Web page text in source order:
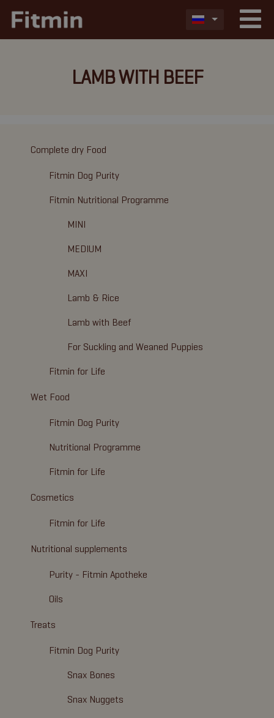
LAMB WITH BEEF
Complete dry Food
Fitmin Dog Purity
Fitmin Nutritional Programme
MINI
MEDIUM
MAXI
Lamb & Rice
Lamb with Beef
For Suckling and Weaned Puppies
Fitmin for Life
Wet Food
Fitmin Dog Purity
Nutritional Programme
Fitmin for Life
Cosmetics
Fitmin for Life
Nutritional supplements
Purity - Fitmin Apotheke
Oils
Treats
Fitmin Dog Purity
Snax Bones
Snax Nuggets